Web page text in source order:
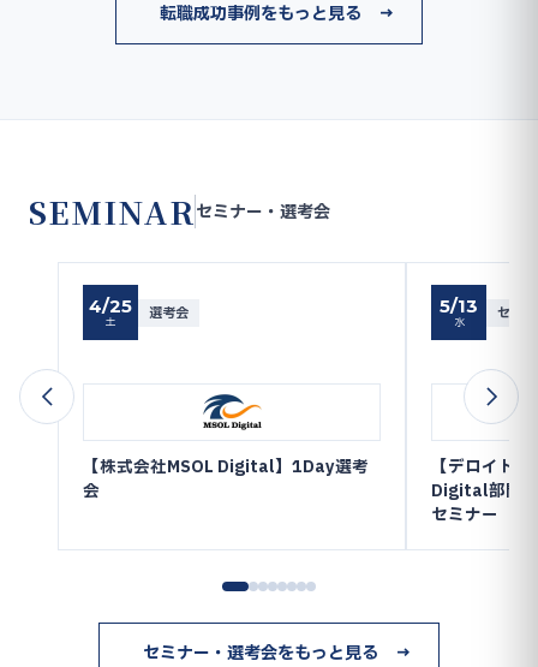
転職成功事例をもっと見る →
SEMINAR セミナー・選考会
4/25
土 選考会
【株式会社MSOL Digital】1Day選考
会
5/13
水 セミ
【デロイト
Digital部門
セミナー
セミナー・選考会をもっと見る →